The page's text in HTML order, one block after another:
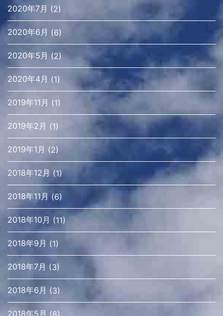
2020年7月 (2)
2020年6月 (6)
2020年5月 (2)
2020年4月 (1)
2019年11月 (1)
2019年2月 (1)
2019年1月 (2)
2018年12月 (1)
2018年11月 (6)
2018年10月 (11)
2018年9月 (1)
2018年7月 (3)
2018年6月 (3)
2018年5月